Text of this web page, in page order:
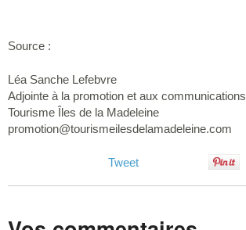
Source :
Léa Sanche Lefebvre
Adjointe à la promotion et aux communications
Tourisme Îles de la Madeleine
promotion@tourismeilesdelamadeleine.com
Tweet